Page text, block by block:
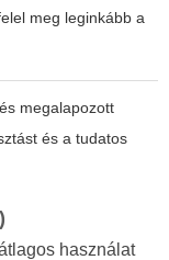
meg leginkább a
megalapozott
és a tudatos
használat